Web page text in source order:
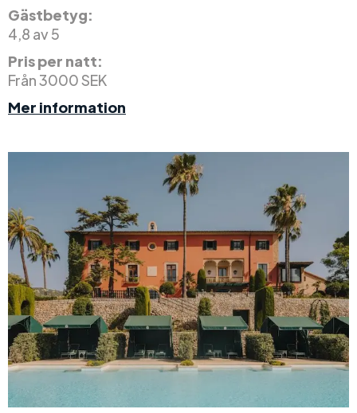
Gästbetyg:
4,8 av 5
Pris per natt:
Från 3000 SEK
Mer information